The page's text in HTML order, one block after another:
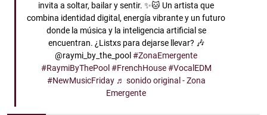
invita a soltar, bailar y sentir. ✨🐱 Un artista que
combina identidad digital, energía vibrante y un futuro
donde la música y la inteligencia artificial se
encuentran. ¿Listxs para dejarse llevar? 🎶
@raymi_by_the_pool#ZonaEmergente
#RaymiByThePool #FrenchHouse #VocalEDM
#NewMusicFriday ♬ sonido original - Zona
Emergente